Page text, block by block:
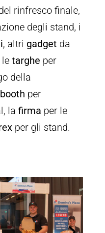
rinfresco finale,
degli stand, i
, altri gadget da
targhe per
della
per
la firma per le
per gli stand.